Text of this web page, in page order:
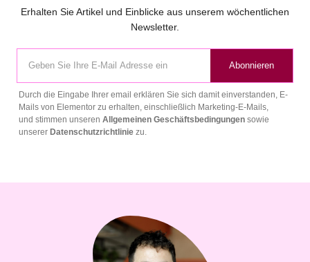
Erhalten Sie Artikel und Einblicke aus unserem wöchentlichen
Newsletter.
Abonnieren
Durch die Eingabe Ihrer email erklären Sie sich damit einverstanden, E-
Mails von Elementor zu erhalten, einschließlich Marketing-E-Mails,
und stimmen unseren Allgemeinen Geschäftsbedingungen sowie
unserer Datenschutzrichtlinie zu.